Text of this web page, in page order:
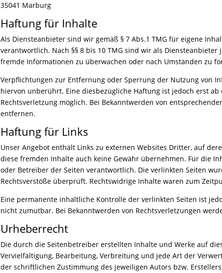
35041 Marburg
Haftung für Inhalte
Als Diensteanbieter sind wir gemäß § 7 Abs.1 TMG für eigene
verantwortlich. Nach §§ 8 bis 10 TMG sind wir als
fremde Informationen zu überwachen oder nach Umständen zu
Verpflichtungen zur Entfernung oder Sperrung der Nutzung von
hiervon unberührt. Eine diesbezügliche Haftung ist jedoch erst
Rechtsverletzung möglich. Bei Bekanntwerden von
entfernen.
Haftung für Links
Unser Angebot enthält Links zu externen Websites Dritter, auf
diese fremden Inhalte auch keine Gewähr übernehmen. Für die
oder Betreiber der Seiten verantwortlich. Die verlinkten Seiten
Rechtsverstöße überprüft. Rechtswidrige Inhalte waren zum
Eine permanente inhaltliche Kontrolle der verlinkten Seiten ist
nicht zumutbar. Bei Bekanntwerden von Rechtsverletzungen
Urheberrecht
Die durch die Seitenbetreiber erstellten Inhalte und Werke auf
Vervielfältigung, Bearbeitung, Verbreitung und jede Art der
der schriftlichen Zustimmung des jeweiligen Autors bzw.